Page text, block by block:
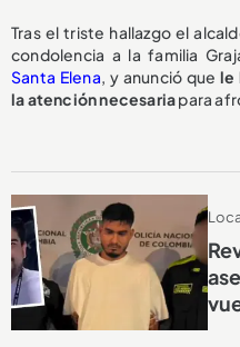
Tras el triste hallazgo el
condolencia a la familia
Santa Elena, y anunció quele
la atención necesariapara